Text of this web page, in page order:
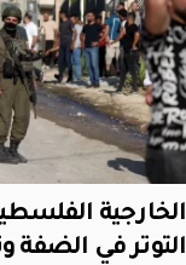
الخارجية
التوتر في الضفة